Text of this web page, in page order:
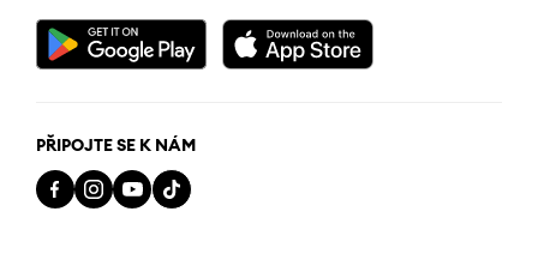
PŘIPOJTE SE K NÁM